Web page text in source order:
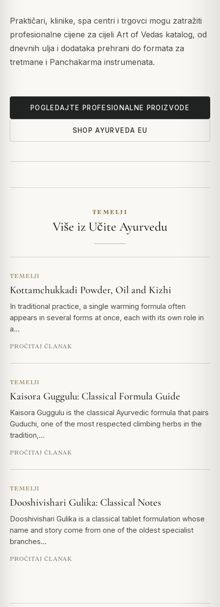
Praktičari, klinike, spa centri i trgovci mogu zatražiti
profesionalne cijene za cijeli Art of Vedas katalog, od
dnevnih ulja i dodataka prehrani do formata za
tretmane i Panchakarma instrumenata.
POGLEDAJTE PROFESIONALNE PROIZVODE
SHOP AYURVEDA EU
TEMELJI
Više iz Učite Ayurvedu
TEMELJI
Kottamchukkadi Powder, Oil and Kizhi
In traditional practice, a single warming formula often
appears in several forms at once, each with its own role in
a…
PROČITAJ ČLANAK
TEMELJI
Kaisora Guggulu: Classical Formula Guide
Kaisora Guggulu is the classical Ayurvedic formula that pairs
Guduchi, one of the most respected climbing herbs in the
tradition,…
PROČITAJ ČLANAK
TEMELJI
Dooshivishari Gulika: Classical Notes
Dooshivishari Gulika is a classical tablet formulation whose
name and story come from one of the oldest specialist
branches…
PROČITAJ ČLANAK